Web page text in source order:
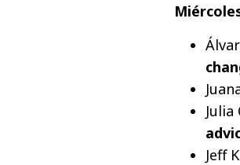
Jeff